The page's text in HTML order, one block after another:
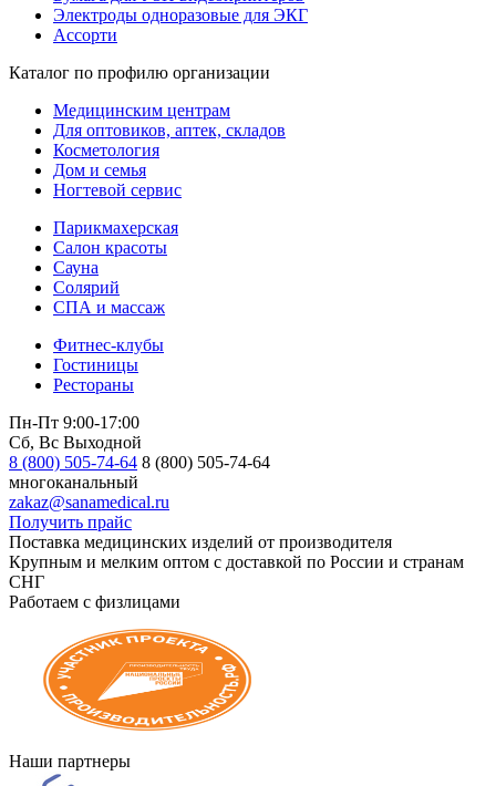
Электроды одноразовые для ЭКГ
Ассорти
Каталог по профилю организации
Медицинским центрам
Для оптовиков, аптек, складов
Косметология
Дом и семья
Ногтевой сервис
Парикмахерская
Салон красоты
Сауна
Солярий
СПА и массаж
Фитнес-клубы
Гостиницы
Рестораны
Пн-Пт 9:00-17:00
Сб, Вс Выходной
8 (800) 505-74-64 8 (800) 505-74-64
многоканальный
zakaz@sanamedical.ru
Получить прайс
Поставка медицинских изделий от производителя
Крупным и мелким оптом с доставкой по России и странам
СНГ
Работаем с физлицами
Наши партнеры